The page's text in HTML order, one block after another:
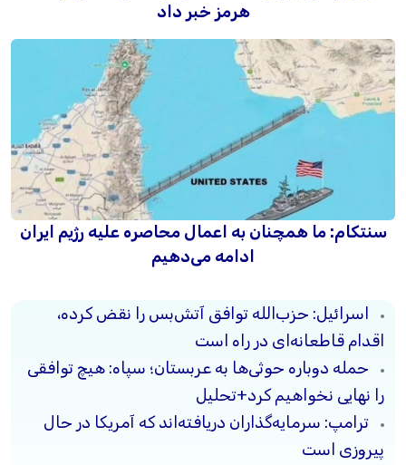
هرمز خبر داد
سنتکام: ما همچنان به اعمال محاصره علیه رژیم ایران
ادامه می‌دهیم
اسرائیل: حزب‌الله توافق آتش‌بس را نقض کرده،
اقدام قاطعانه‌ای در راه است
حمله دوباره حوثی‌ها به عربستان؛ سپاه: هیچ توافقی
را نهایی نخواهیم کرد+تحلیل
ترامپ: سرمایه‌گذاران دریافته‌اند که آمریکا در حال
پیروزی است